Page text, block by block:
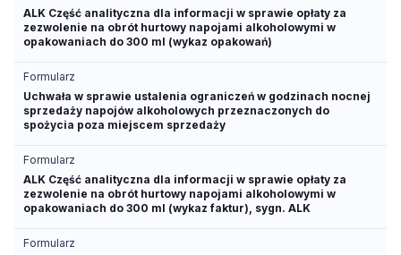
ALK Część analityczna dla informacji w sprawie opłaty za
zezwolenie na obrót hurtowy napojami alkoholowymi w
opakowaniach do 300 ml (wykaz opakowań)
Formularz
Uchwała w sprawie ustalenia ograniczeń w godzinach nocnej
sprzedaży napojów alkoholowych przeznaczonych do
spożycia poza miejscem sprzedaży
Formularz
ALK Część analityczna dla informacji w sprawie opłaty za
zezwolenie na obrót hurtowy napojami alkoholowymi w
opakowaniach do 300 ml (wykaz faktur), sygn. ALK
Formularz